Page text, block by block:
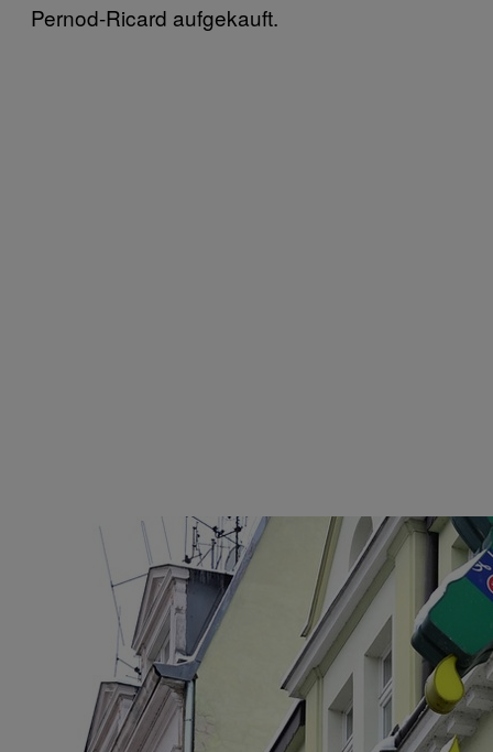
Pernod-Ricard aufgekauft.